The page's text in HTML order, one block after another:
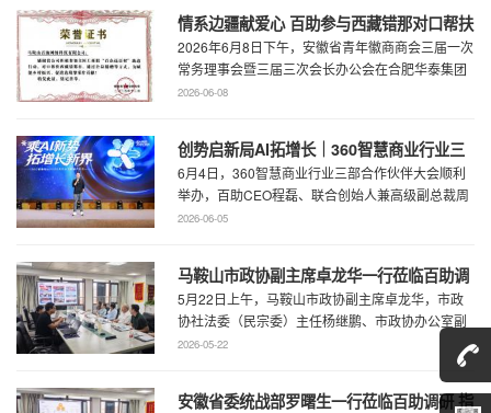
情系边疆献爱心 百助参与西藏错那对口帮扶
行动
2026年6月8日下午，安徽省青年徽商商会三届一次
常务理事会暨三届三次会长办公会在合肥华泰集团
召开。...
2026-06-08
创势启新局AI拓增长｜360智慧商业行业三
部合作伙伴大会圆满召开
6月4日，360智慧商业行业三部合作伙伴大会顺利
举办，百助CEO程磊、联合创始人兼高级副总裁周
慧受邀参会，与360集团副总裁黄剑及行业各合作
2026-06-05
马鞍山市政协副主席卓龙华一行莅临百助调
研指导工作
5月22日上午，马鞍山市政协副主席卓龙华，市政
协社法委（民宗委）主任杨继鹏、市政协办公室副
主任何慧、市政协专委会综合五科副科长 ...
2026-05-22
安徽省委统战部罗曙生一行莅临百助调研 指